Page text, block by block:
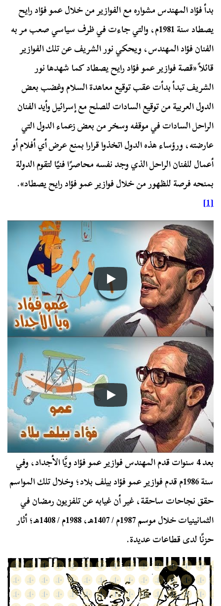
بدأ فؤاد المهندس مشواره مع الفوازير من خلال عمو فؤاد رايح
يصطاد سنة 1981م، والتي جاءت في ظرف سياسي صعب مر به
الفنان فؤاد المهندس، ويحكي نور الشريف عن تلك الفوازير
قائلاً «قصة فوازير عمو فؤاد رايح يصطاد كما شهدها نور
الشريف تبدأ بدأت عقب توقيع معاهدة السلام وغضب بعض
الدول العربية من توقيع السادات للصلح مع إسرائيل وأيد الفنان
الراحل السادات في موقفه وسخر من بعض زعماء الدول التي
عارضته، ورؤساء هذه الدول اتخذوا قرارا بمنع عرض أي أفلام أو
أعمال للفنان الراحل الذي وجد نفسه محاصرًا فنيًا لتقوم الدولة
بمنحه فرصة للظهور من خلال فوازير عمو فؤاد رايح يصطاد».
[1]
بعد 4 سنوات قدم المهندس فوازير عمو فؤاد ويَّا الأجداد، وفي
سنة 1986م قدم فوازير عمو فؤاد بيلف بلاد؛ وخلال تلك المواسم
حقق نجاحات ساحقة، غير أن غيابه عن تلفزيون رمضان في
الثمانينيات خلال موسم 1987م / 1407هـ، 1988م / 1408هـ؛ أثار
حزنًا لدى قطاعات عديدة.